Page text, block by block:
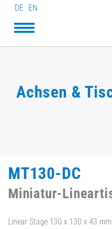
DE EN
Achsen &
MT130-DC
Miniatur-
Linear Stage 130 x 130 x 43